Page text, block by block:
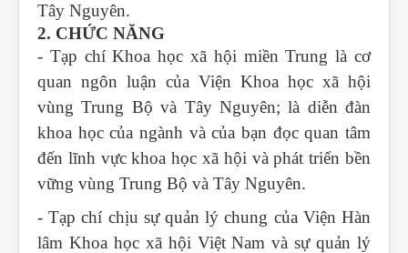
Tây Nguyên.
2. CHỨC NĂNG
- Tạp chí Khoa học xã hội miền Trung là cơ
quan ngôn luận của Viện Khoa học xã hội
vùng Trung Bộ và Tây Nguyên; là diễn đàn
khoa học của ngành và của bạn đọc quan tâm
đến lĩnh vực khoa học xã hội và phát triển bền
vững vùng Trung Bộ và Tây Nguyên.
- Tạp chí chịu sự quản lý chung của Viện Hàn
lâm Khoa học xã hội Việt Nam và sự quản lý